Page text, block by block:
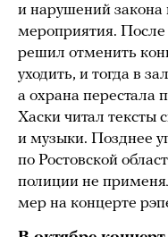
и нарушений закона
мероприятия. После
решил отменить
уходить, и тогда в
а охрана перестала
Хаски читал тексты
и музыки. Позднее
по Ростовской
полиции не
мер на концерте